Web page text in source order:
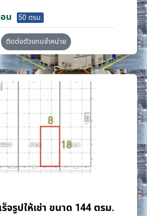
น 50 ตรม.
ติดต่อตัวแทนจำหน่าย
ร็จรูปให้เช่า ขนาด 144 ตรม.